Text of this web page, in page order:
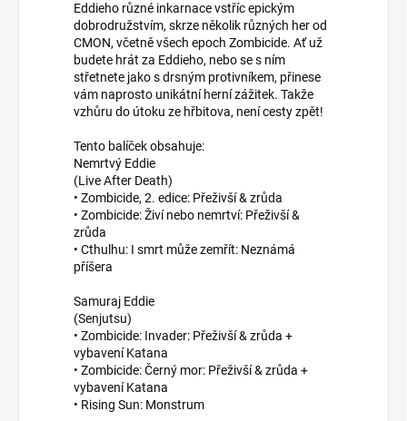
Eddieho různé inkarnace vstříc epickým
dobrodružstvím, skrze několik různých her od
CMON, včetně všech epoch Zombicide. Ať už
budete hrát za Eddieho, nebo se s ním
střetnete jako s drsným protivníkem, přinese
vám naprosto unikátní herní zážitek. Takže
vzhůru do útoku ze hřbitova, není cesty zpět!
Tento balíček obsahuje:
Nemrtvý Eddie
(Live After Death)
• Zombicide, 2. edice: Přeživší & zrůda
• Zombicide: Živí nebo nemrtví: Přeživší &
zrůda
• Cthulhu: I smrt může zemřít: Neznámá
příšera
Samuraj Eddie
(Senjutsu)
• Zombicide: Invader: Přeživší & zrůda +
vybavení Katana
• Zombicide: Černý mor: Přeživší & zrůda +
vybavení Katana
• Rising Sun: Monstrum